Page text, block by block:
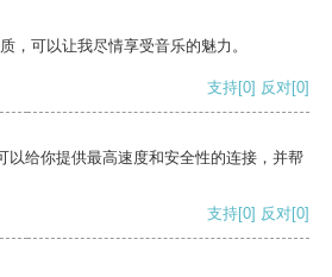
，可以让我尽情享受音乐的魅力。
支持[0] 反对[0]
以给你提供最高速度和安全性的连接，并帮
支持[0] 反对[0]